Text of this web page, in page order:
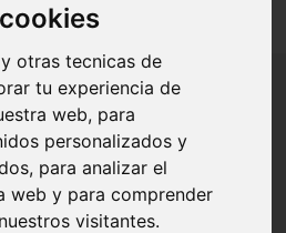
otras tecnicas de
tu experiencia de
web, para
personalizados y
para analizar el
web y para comprender
visitantes.
AMIGO
Barcelona Laura Suarez